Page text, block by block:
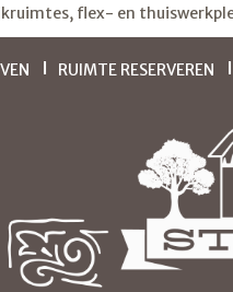
flex- en
RUIMTE RESERVEREN